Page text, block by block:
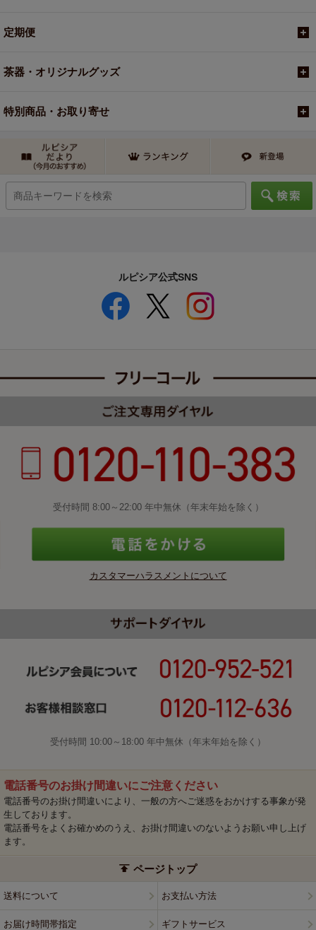
定期便
茶器・オリジナルグッズ
特別商品・お取り寄せ
ルピシア公式SNS
受付時間 8:00～22:00 年中無休（年末年始を除く）
カスタマーハラスメントについて
受付時間 10:00～18:00 年中無休（年末年始を除く）
電話番号のお掛け間違いにご注意ください
電話番号のお掛け間違いにより、一般の方へご迷惑をおかけする事象が発
生しております。
電話番号をよくお確かめのうえ、お掛け間違いのないようお願い申し上げ
ます。
ページトップ
送料について お支払い方法
お届け時間帯指定 ギフトサービス